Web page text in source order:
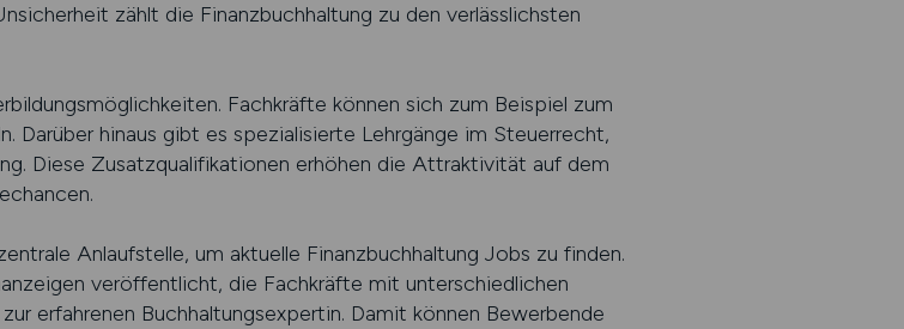
zählt die Finanzbuchhaltung zu den verlässlichsten
Fachkräfte können sich zum Beispiel zum
Darüber hinaus gibt es spezialisierte Lehrgänge im Steuerrecht,
Diese Zusatzqualifikationen erhöhen die Attraktivität auf dem
Anlaufstelle, um aktuelle Finanzbuchhaltung Jobs zu finden.
veröffentlicht, die Fachkräfte mit unterschiedlichen
erfahrenen Buchhaltungsexpertin. Damit können Bewerbende